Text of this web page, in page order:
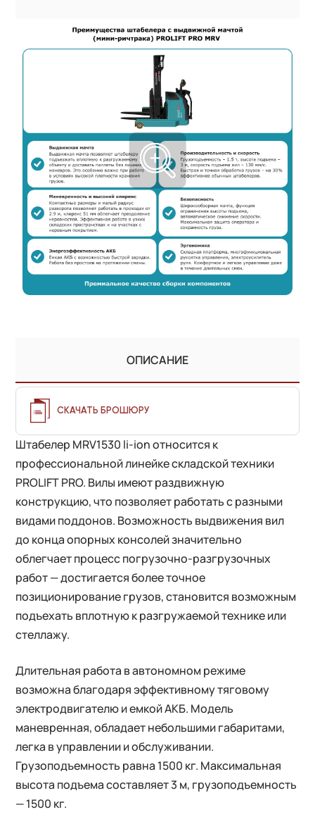
ОПИСАНИЕ
СКАЧАТЬ БРОШЮРУ
Штабелер MRV1530 li-ion относится к
профессиональной линейке складской техники
PROLIFT PRO. Вилы имеют раздвижную
конструкцию, что позволяет работать с разными
видами поддонов. Возможность выдвижения вил
до конца опорных консолей значительно
облегчает процесс погрузочно-разгрузочных
работ — достигается более точное
позиционирование грузов, становится возможным
подъехать вплотную к разгружаемой технике или
стеллажу.
Длительная работа в автономном режиме
возможна благодаря эффективному тяговому
электродвигателю и емкой АКБ. Модель
маневренная, обладает небольшими габаритами,
легка в управлении и обслуживании.
Грузоподъемность равна 1500 кг. Максимальная
высота подъема составляет 3 м, грузоподъемность
— 1500 кг.